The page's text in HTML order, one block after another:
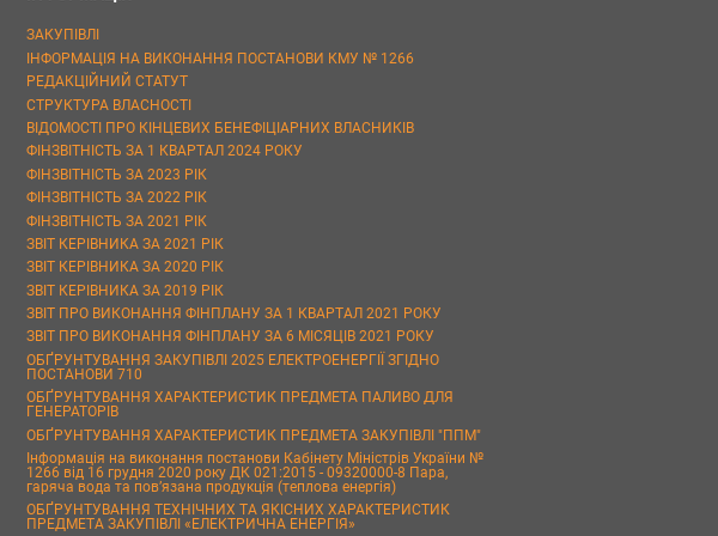
ЗАКУПІВЛІ
ІНФОРМАЦІЯ НА ВИКОНАННЯ ПОСТАНОВИ КМУ № 1266
РЕДАКЦІЙНИЙ СТАТУТ
СТРУКТУРА ВЛАСНОСТІ
ВІДОМОСТІ ПРО КІНЦЕВИХ БЕНЕФІЦІАРНИХ ВЛАСНИКІВ
ФІНЗВІТНІСТЬ ЗА 1 КВАРТАЛ 2024 РОКУ
ФІНЗВІТНІСТЬ ЗА 2023 РІК
ФІНЗВІТНІСТЬ ЗА 2022 РІК
ФІНЗВІТНІСТЬ ЗА 2021 РІК
ЗВІТ КЕРІВНИКА ЗА 2021 РІК
ЗВІТ КЕРІВНИКА ЗА 2020 РІК
ЗВІТ КЕРІВНИКА ЗА 2019 РІК
ЗВІТ ПРО ВИКОНАННЯ ФІНПЛАНУ ЗА 1 КВАРТАЛ 2021 РОКУ
ЗВІТ ПРО ВИКОНАННЯ ФІНПЛАНУ ЗА 6 МІСЯЦІВ 2021 РОКУ
ОБҐРУНТУВАННЯ ЗАКУПІВЛІ 2025 ЕЛЕКТРОЕНЕРГІЇ ЗГІДНО
ПОСТАНОВИ 710
ОБҐРУНТУВАННЯ ХАРАКТЕРИСТИК ПРЕДМЕТА ПАЛИВО ДЛЯ
ГЕНЕРАТОРІВ
ОБҐРУНТУВАННЯ ХАРАКТЕРИСТИК ПРЕДМЕТА ЗАКУПІВЛІ "ППМ"
Інформація на виконання постанови Кабінету Міністрів України №
1266 від 16 грудня 2020 року ДК 021:2015 - 09320000-8 Пара,
гаряча вода та пов’язана продукція (теплова енергія)
ОБҐРУНТУВАННЯ ТЕХНІЧНИХ ТА ЯКІСНИХ ХАРАКТЕРИСТИК
ПРЕДМЕТА ЗАКУПІВЛІ «ЕЛЕКТРИЧНА ЕНЕРГІЯ»